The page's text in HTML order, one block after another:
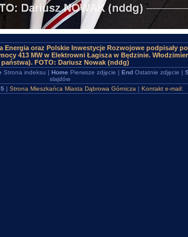
Energia oraz Polskie Inwestycje Rozwojowe podpisały
413 MW w Elektrowni Łagisza w Będzinie.
FOTO: Dariusz Nowak (nddg)
Strona indeksu | Home Pierwsze zdjęcie | EndOstatnie zdjęcie |
slajdów
| Strona Mieszkańca Miasta Dąbrowa Górnicza | Kontakt e-mail: